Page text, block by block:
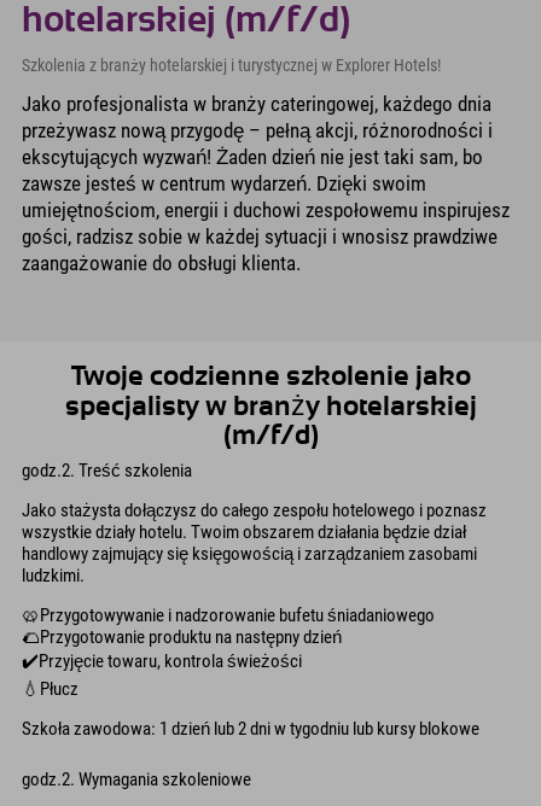
hotelarskiej (m/f/d)
Szkolenia z branży hotelarskiej i turystycznej w Explorer Hotels!
Jako profesjonalista w branży cateringowej, każdego dnia
przeżywasz nową przygodę – pełną akcji, różnorodności i
ekscytujących wyzwań! Żaden dzień nie jest taki sam, bo
zawsze jesteś w centrum wydarzeń. Dzięki swoim
umiejętnościom, energii i duchowi zespołowemu inspirujesz
gości, radzisz sobie w każdej sytuacji i wnosisz prawdziwe
zaangażowanie do obsługi klienta.
Twoje codzienne szkolenie jako
specjalisty w branży hotelarskiej
(m/f/d)
godz.2. Treść szkolenia
Jako stażysta dołączysz do całego zespołu hotelowego i poznasz
wszystkie działy hotelu. Twoim obszarem działania będzie dział
handlowy zajmujący się księgowością i zarządzaniem zasobami
ludzkimi.
🥨Przygotowywanie i nadzorowanie bufetu śniadaniowego
🌮Przygotowanie produktu na następny dzień
✔️Przyjęcie towaru, kontrola świeżości
💧Płucz
Szkoła zawodowa: 1 dzień lub 2 dni w tygodniu lub kursy blokowe
godz.2. Wymagania szkoleniowe